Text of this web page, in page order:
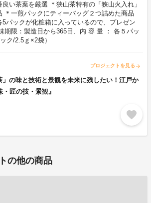
良い茶葉を厳選 ＊狭山茶特有の「狭山火入れ」
＊一煎パックにティーバッグ２つ詰めた商品
パックが化粧箱に入っているので、プレゼン
期限：製造日から365日、内 容 量 ： 各５パッ
ク/2.5ｇ×2袋）
プロジェクトを見る arrow_forward
」の味と技術と景観を未来に残したい！江戸か
匠の技・景観』
favorite
の他の商品